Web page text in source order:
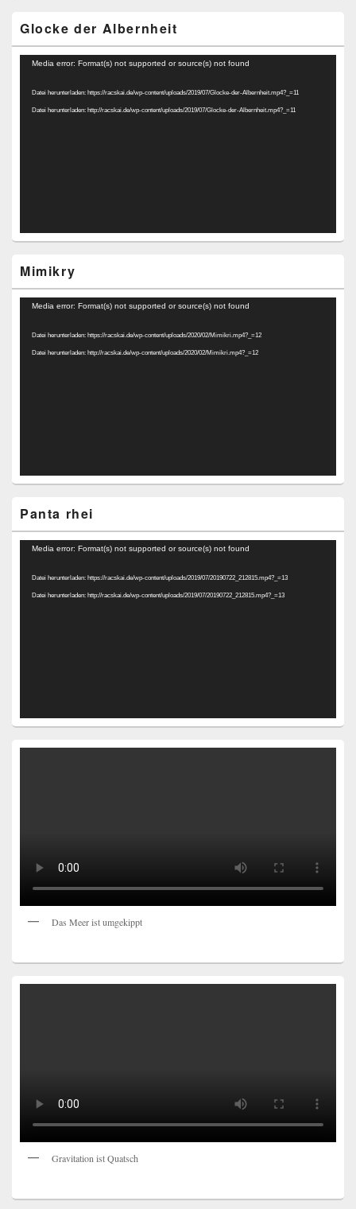
Glocke der Albernheit
Video-
Media error: Format(s) not supported or source(s) not found
Datei herunterladen: https://racskai.de/wp-content/uploads/2019/07/Glocke-der-Albernheit.mp4?_=11
Datei herunterladen: http://racskai.de/wp-content/uploads/2019/07/Glocke-der-Albernheit.mp4?_=11
Mimikry
Video-
Media error: Format(s) not supported or source(s) not found
Datei herunterladen: https://racskai.de/wp-content/uploads/2020/02/Mimikri.mp4?_=12
Datei herunterladen: http://racskai.de/wp-content/uploads/2020/02/Mimikri.mp4?_=12
Panta rhei
Video-
Media error: Format(s) not supported or source(s) not found
Datei herunterladen: https://racskai.de/wp-content/uploads/2019/07/20190722_212815.mp4?_=13
Datei herunterladen: http://racskai.de/wp-content/uploads/2019/07/20190722_212815.mp4?_=13
Das Meer ist umgekippt
Gravitation ist Quatsch